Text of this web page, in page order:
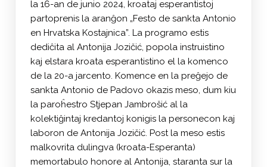
la 16-an de junio 2024, kroataj esperantistoj
partoprenis la aranĝon „Festo de sankta Antonio
en Hrvatska Kostajnica”. La programo estis
dediĉita al Antonija Jozičić, popola instruistino
kaj elstara kroata esperantistino el la komenco
de la 20-a jarcento. Komence en la preĝejo de
sankta Antonio de Padovo okazis meso, dum kiu
la paroĥestro Stjepan Jambrošić al la
kolektiĝintaj kredantoj konigis la personecon kaj
laboron de Antonija Jozičić. Post la meso estis
malkovrita dulingva (kroata-Esperanta)
memortabulo honore al Antonija, staranta sur la